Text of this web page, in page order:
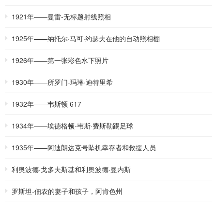
1921年——曼雷-无标题射线照相
1925年——纳托尔·马可·约瑟夫在他的自动照相棚
1926年——第一张彩色水下照片
1930年——所罗门-玛琳·迪特里希
1932年——韦斯顿 617
1934年——埃德格顿-韦斯·费斯勒踢足球
1935年——阿迪朗达克号坠机幸存者和救援人员
利奥波德·戈多夫斯基和利奥波德·曼内斯
罗斯坦-佃农的妻子和孩子，阿肯色州